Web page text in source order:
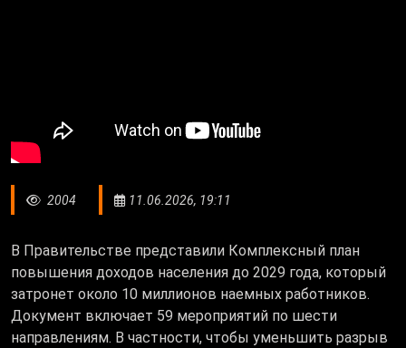
2004 11.06.2026, 19:11
В Правительстве представили Комплексный план
повышения доходов населения до 2029 года, который
затронет около 10 миллионов наемных работников.
Документ включает 59 мероприятий по шести
направлениям. В частности, чтобы уменьшить разрыв